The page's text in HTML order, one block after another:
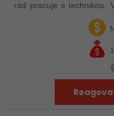
rád pracuje s technikou.
dopravníků a
Nabízíme stabilní práci u…